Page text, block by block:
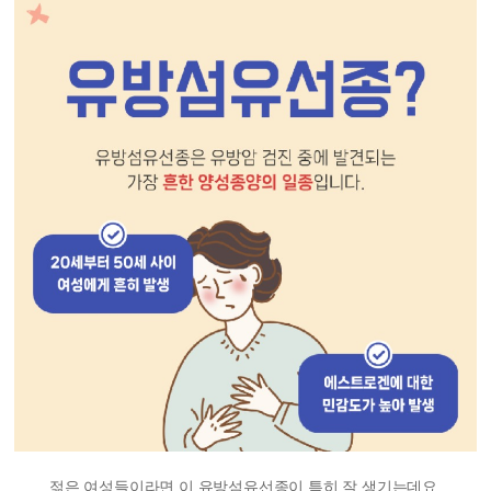
젊은 여성들이라면 이 유방섬유선종이 특히 잘 생기는데요.